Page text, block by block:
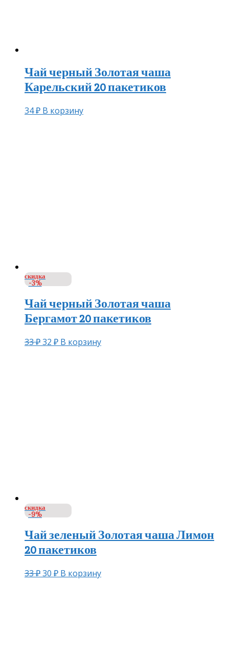
Чай черный Золотая чаша
Карельский 20 пакетиков
34₽ В корзину
скидка
-3%
Чай черный Золотая чаша
Бергамот 20 пакетиков
33₽32 ₽ В корзину
скидка
-9%
Чай зеленый Золотая чаша Лимон
20 пакетиков
33₽30 ₽ В корзину